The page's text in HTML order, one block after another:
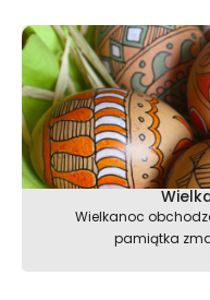
Wielkanoc
pamiątka